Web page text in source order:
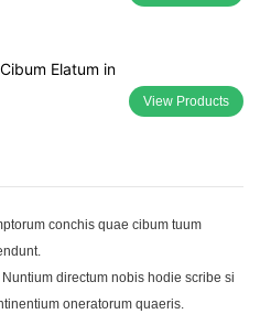
Elatum in
View Products
conchis quae cibum tuum
directum nobis hodie scribe si
oneratorum quaeris.